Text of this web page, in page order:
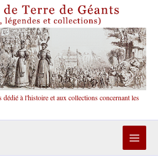
dédié à l'histoire et aux collections concernant les